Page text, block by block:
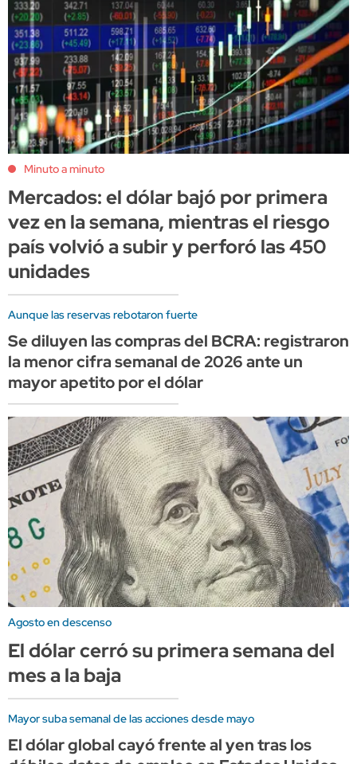
Minuto a minuto
Mercados: el dólar bajó por primera
vez en la semana, mientras el riesgo
país volvió a subir y perforó las 450
unidades
Aunque las reservas rebotaron fuerte
Se diluyen las compras del BCRA: registraron
la menor cifra semanal de 2026 ante un
mayor apetito por el dólar
Agosto en descenso
El dólar cerró su primera semana del
mes a la baja
Mayor suba semanal de las acciones desde mayo
El dólar global cayó frente al yen tras los